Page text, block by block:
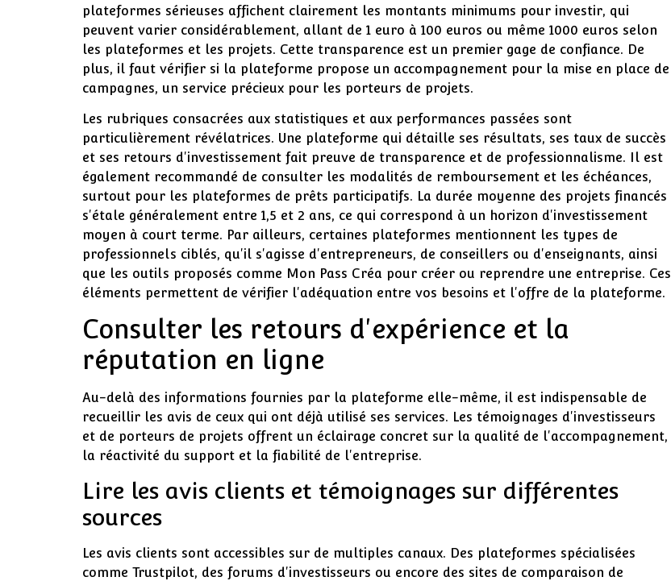
plateformes sérieuses affichent clairement les montants minimums pour investir, qui
peuvent varier considérablement, allant de 1 euro à 100 euros ou même 1000 euros selon
les plateformes et les projets. Cette transparence est un premier gage de confiance. De
plus, il faut vérifier si la plateforme propose un accompagnement pour la mise en place de
campagnes, un service précieux pour les porteurs de projets.
Les rubriques consacrées aux statistiques et aux performances passées sont
particulièrement révélatrices. Une plateforme qui détaille ses résultats, ses taux de succès
et ses retours d'investissement fait preuve de transparence et de professionnalisme. Il est
également recommandé de consulter les modalités de remboursement et les échéances,
surtout pour les plateformes de prêts participatifs. La durée moyenne des projets financés
s'étale généralement entre 1,5 et 2 ans, ce qui correspond à un horizon d'investissement
moyen à court terme. Par ailleurs, certaines plateformes mentionnent les types de
professionnels ciblés, qu'il s'agisse d'entrepreneurs, de conseillers ou d'enseignants, ainsi
que les outils proposés comme Mon Pass Créa pour créer ou reprendre une entreprise. Ces
éléments permettent de vérifier l'adéquation entre vos besoins et l'offre de la plateforme.
Consulter les retours d'expérience et la
réputation en ligne
Au-delà des informations fournies par la plateforme elle-même, il est indispensable de
recueillir les avis de ceux qui ont déjà utilisé ses services. Les témoignages d'investisseurs
et de porteurs de projets offrent un éclairage concret sur la qualité de l'accompagnement,
la réactivité du support et la fiabilité de l'entreprise.
Lire les avis clients et témoignages sur différentes
sources
Les avis clients sont accessibles sur de multiples canaux. Des plateformes spécialisées
comme Trustpilot, des forums d'investisseurs ou encore des sites de comparaison de